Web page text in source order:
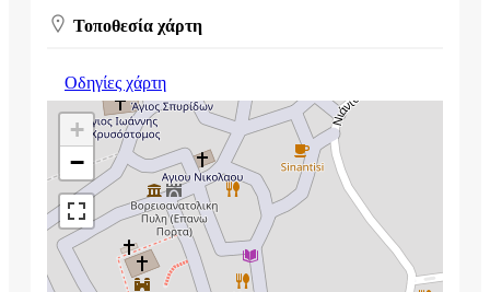
Τοποθεσία χάρτη
Οδηγίες χάρτη
+
−